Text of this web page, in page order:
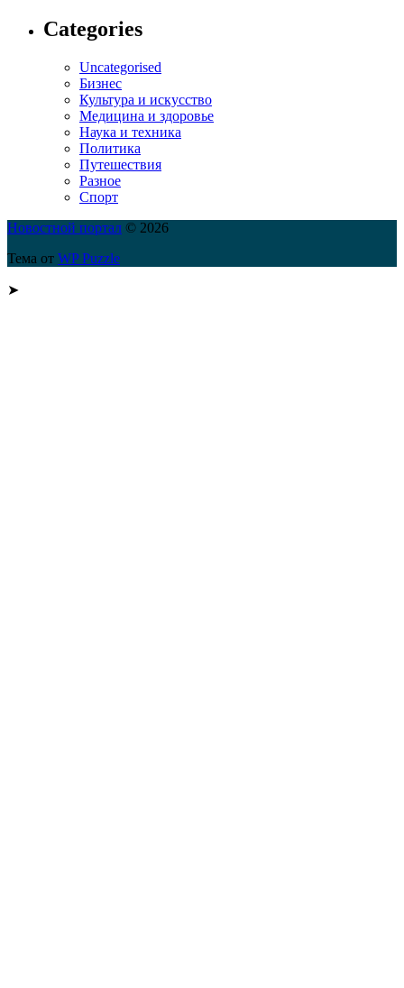
Categories
Uncategorised
Бизнес
Культура и искусство
Медицина и здоровье
Наука и техника
Политика
Путешествия
Разное
Спорт
Новостной портал © 2026
Тема от WP Puzzle
➤